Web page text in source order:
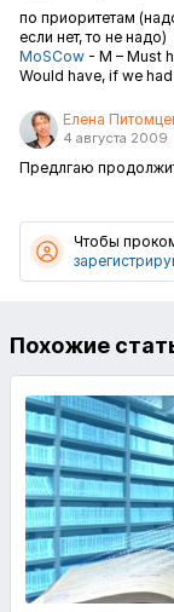
по приоритетам
если нет, то не надо)
MoSCow - M – Must
Would have, if we
Елена
4 августа 2009
Предлгаю
Чтобы
Похожие